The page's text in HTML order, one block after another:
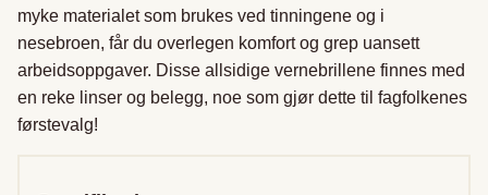
myke materialet som brukes ved tinningene og i
nesebroen, får du overlegen komfort og grep uansett
arbeidsoppgaver. Disse allsidige vernebrillene finnes med
en reke linser og belegg, noe som gjør dette til fagfolkenes
førstevalg!